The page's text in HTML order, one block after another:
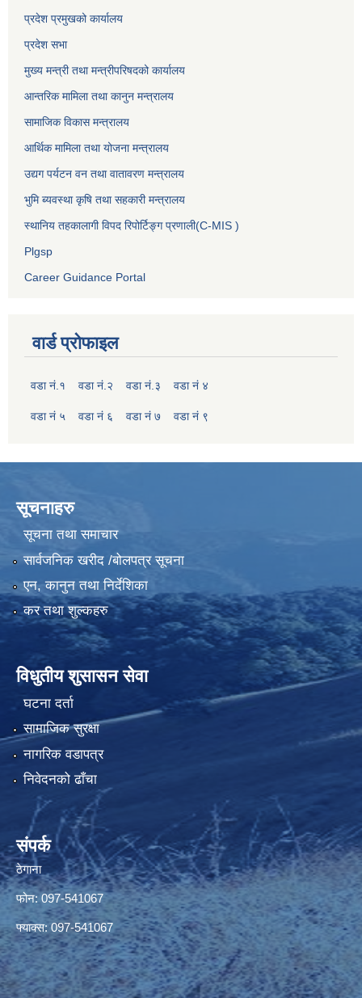
प्रदेश प्रमुखको कार्यालय
प्रदेश सभा
मुख्य मन्त्री तथा मन्त्रीपरिषदको कार्यालय
आन्तरिक मामिला तथा कानुन मन्त्रालय
सामाजिक विकास मन्त्रालय
आर्थिक मामिला तथा योजना मन्त्रालय
उद्यग पर्यटन वन तथा वातावरण मन्त्रालय
भुमि ब्यवस्था कृषि तथा सहकारी मन्त्रालय
स्थानिय तहकालागी विपद रिपोर्टिङ्ग प्रणाली(C-MIS )
Plgsp
Career Guidance Portal
वार्ड प्रोफाइल
वडा नं.१ वडा नं.२ वडा नं.३ वडा नं ४
वडा नं ५ वडा नं ६ वडा नं ७ वडा नं ९
सूचनाहरु
सूचना तथा समाचार
सार्वजनिक खरीद /बोलपत्र सूचना
एन, कानुन तथा निर्देशिका
कर तथा शुल्कहरु
विधुतीय शुसासन सेवा
घटना दर्ता
सामाजिक सुरक्षा
नागरिक वडापत्र
निवेदनको ढाँचा
संपर्क
ठेगाना
फोन: 097-541067
फ्याक्स: 097-541067